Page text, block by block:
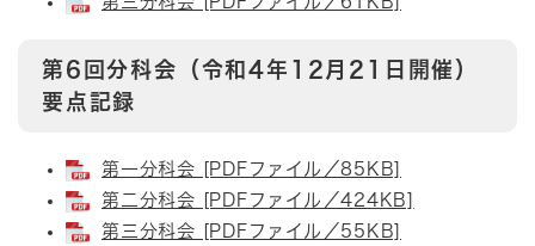
第6回分科会（令和4年12月21日開催）
要点記録
第一分科会 [PDFファイル／85KB]
第二分科会 [PDFファイル／424KB]
第三分科会 [PDFファイル／55KB]